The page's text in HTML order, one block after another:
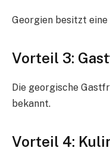
Georgien besitzt
Vorteil 3:
Die georgische
bekannt.
Vorteil 4: